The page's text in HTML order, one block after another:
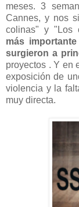
meses. 3
Cannes, y nos
colinas" y "Los
más
surgieron a
proyectos . Y en
exposición de
violencia y la
muy directa.